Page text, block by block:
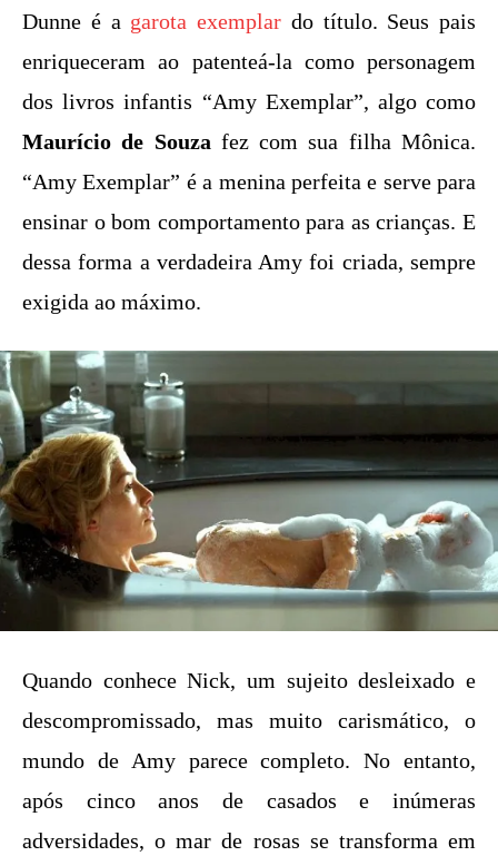
Dunne é a garota exemplar do título. Seus pais
enriqueceram ao patenteá-la como personagem
dos livros infantis “Amy Exemplar”, algo como
Maurício de Souza fez com sua filha Mônica.
“Amy Exemplar” é a menina perfeita e serve para
ensinar o bom comportamento para as crianças. E
dessa forma a verdadeira Amy foi criada, sempre
exigida ao máximo.
Quando conhece Nick, um sujeito desleixado e
descompromissado, mas muito carismático, o
mundo de Amy parece completo. No entanto,
após cinco anos de casados e inúmeras
adversidades, o mar de rosas se transforma em